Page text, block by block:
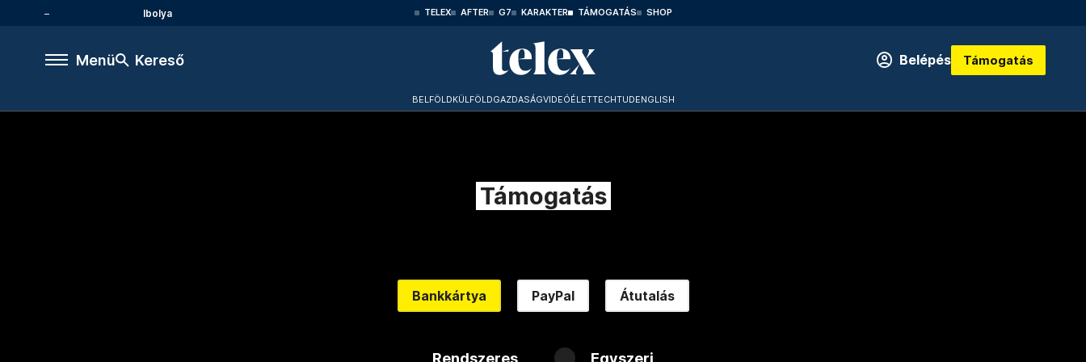
Ibolya TELEX AFTER G7 KARAKTER TÁMOGATÁS SHOP
Menü Kereső Belépés Támogatás
BELFÖLDKÜLFÖLDGAZDASÁGVIDEÓÉLETTECHTUDENGLISH
Támogatás
Bankkártya PayPal Átutalás
Rendszeres Egyszeri